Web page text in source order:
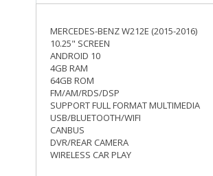
MERCEDES-BENZ W212E (2015-2016)
10.25" SCREEN
ANDROID 10
4GB RAM
64GB ROM
FM/AM/RDS/DSP
SUPPORT FULL FORMAT MULTIMEDIA
USB/BLUETOOTH/WIFI
CANBUS
DVR/REAR CAMERA
WIRELESS CAR PLAY